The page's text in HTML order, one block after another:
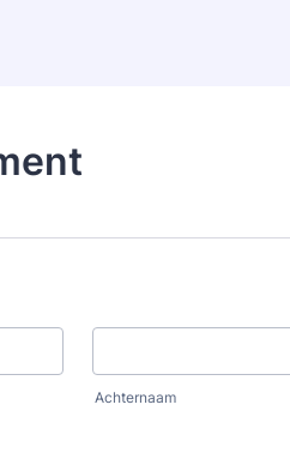
Achternaam